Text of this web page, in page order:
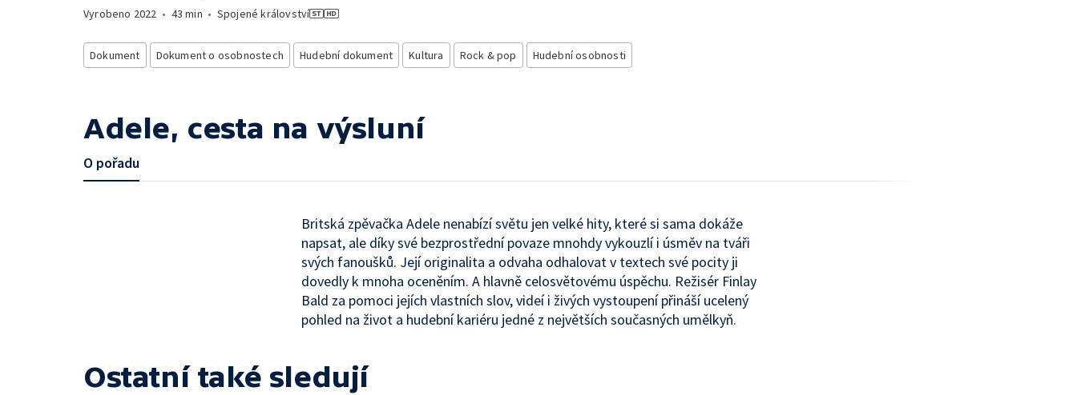
Vyrobeno 2022 • 43 min • Spojené království
Dokument Dokument o osobnostech Hudební dokument Kultura Rock & pop Hudební osobnosti
Adele, cesta na výsluní
O pořadu
Britská zpěvačka Adele nenabízí světu jen velké hity, které si sama dokáže
napsat, ale díky své bezprostřední povaze mnohdy vykouzlí i úsměv na tváři
svých fanoušků. Její originalita a odvaha odhalovat v textech své pocity ji
dovedly k mnoha oceněním. A hlavně celosvětovému úspěchu. Režisér Finlay
Bald za pomoci jejích vlastních slov, videí i živých vystoupení přináší ucelený
pohled na život a hudební kariéru jedné z největších současných umělkyň.
Ostatní také sledují